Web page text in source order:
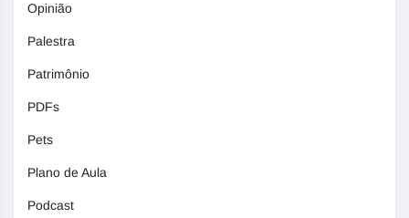
Opinião
Palestra
Patrimônio
PDFs
Pets
Plano de Aula
Podcast